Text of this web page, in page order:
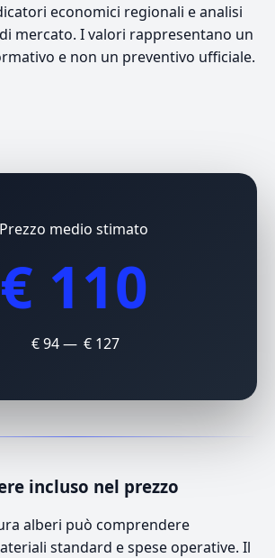
economici regionali e analisi
mercato. I valori rappresentano un
e non un preventivo ufficiale.
Prezzo medio stimato
€ 110
€ 94 — € 127
incluso nel prezzo
alberi può comprendere
standard e spese operative. Il